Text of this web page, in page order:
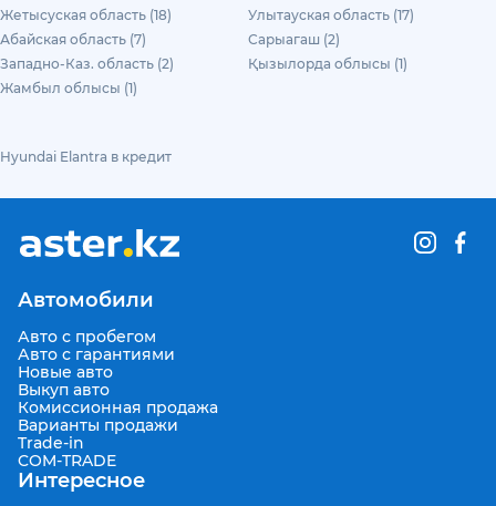
Жетысуская область (18)
Улытауская область (17)
Абайская область (7)
Сарыагаш (2)
Западно-Каз. область (2)
Қызылорда облысы (1)
Жамбыл облысы (1)
Hyundai Elantra в кредит
Автомобили
Авто с пробегом
Авто с гарантиями
Новые авто
Выкуп авто
Комиссионная продажа
Варианты продажи
Trade-in
COM-TRADE
Интересное